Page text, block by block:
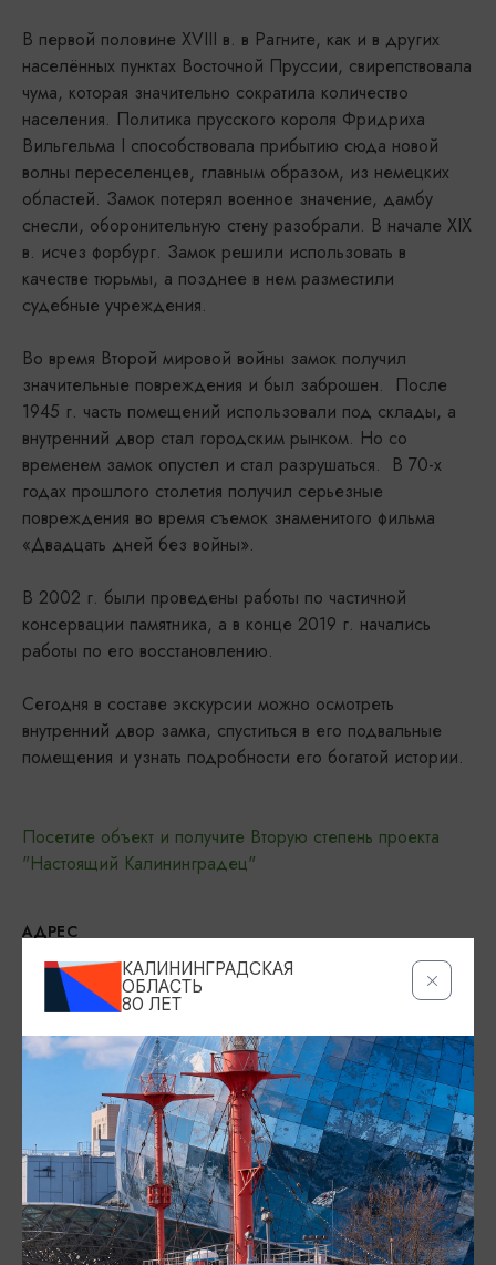
В первой половине XVIII в. в Рагните, как и в других
населённых пунктах Восточной Пруссии, свирепствовала
чума, которая значительно сократила количество
населения. Политика прусского короля Фридриха
Вильгельма I способствовала прибытию сюда новой
волны переселенцев, главным образом, из немецких
областей. Замок потерял военное значение, дамбу
снесли, оборонительную стену разобрали. В начале XIX
в. исчез форбург. Замок решили использовать в
качестве тюрьмы, а позднее в нем разместили
судебные учреждения.
Во время Второй мировой войны замок получил
значительные повреждения и был заброшен. После
1945 г. часть помещений использовали под склады, а
внутренний двор стал городским рынком. Но со
временем замок опустел и стал разрушаться. В 70-х
годах прошлого столетия получил серьезные
повреждения во время съемок знаменитого фильма
«Двадцать дней без войны».
В 2002 г. были проведены работы по частичной
консервации памятника, а в конце 2019 г. начались
работы по его восстановлению.
Сегодня в составе экскурсии можно осмотреть
внутренний двор замка, спуститься в его подвальные
помещения и узнать подробности его богатой истории.
Посетите объект и получите Вторую степень проекта
"Настоящий Калининградец"
АДРЕС
ул. Победы, 47,
Показать на карте
с 1 января 2026: взрослый билет — 400 руб., детский
билет — 300 руб.
РЕЖИМ РАБОТЫ
Ежедневно 09:00 - 17:00
КОНТАКТЫ
+7 (906) 213-35-03
КАЛИНИНГРАДСКАЯ
ОБЛАСТЬ
80 ЛЕТ